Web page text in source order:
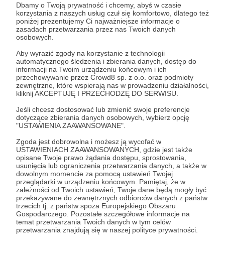
Dbamy o Twoją prywatność i chcemy, abyś w czasie
korzystania z naszych usług czuł się komfortowo, dlatego też
poniżej prezentujemy Ci najważniejsze informacje o
zasadach przetwarzania przez nas Twoich danych
osobowych.
Aby wyrazić zgody na korzystanie z technologii
automatycznego śledzenia i zbierania danych, dostęp do
informacji na Twoim urządzeniu końcowym i ich
przechowywanie przez Crowd8 sp. z o.o. oraz podmioty
zewnętrzne, które wspierają nas w prowadzeniu działalności,
kliknij AKCEPTUJĘ I PRZECHODZĘ DO SERWISU.
Jeśli chcesz dostosować lub zmienić swoje preferencje
dotyczące zbierania danych osobowych, wybierz opcję
"USTAWIENIA ZAAWANSOWANE".
Zgoda jest dobrowolna i możesz ją wycofać w
USTAWIENIACH ZAAWANSOWANYCH, gdzie jest także
opisane Twoje prawo żądania dostępu, sprostowania,
usunięcia lub ograniczenia przetwarzania danych, a także w
dowolnym momencie za pomocą ustawień Twojej
przeglądarki w urządzeniu końcowym. Pamiętaj, że w
zależności od Twoich ustawień, Twoje dane będą mogły być
przekazywane do zewnętrznych odbiorców danych z państw
trzecich tj. z państw spoza Europejskiego Obszaru
Gospodarczego. Pozostałe szczegółowe informacje na
temat przetwarzania Twoich danych w tym celów
przetwarzania znajdują się w naszej polityce prywatności.
Zostań Patronem
podsumowanie miesiąca
Udostępnij
Aleksandra Wojtera
Zobacz profil autora